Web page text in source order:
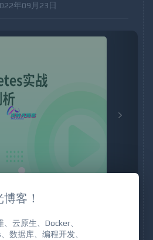
年09月23日
Next
登录购买
客！
云原生、Docker、
数据库、编程开发、